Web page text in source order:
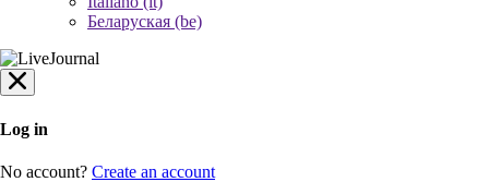
Беларуская (be)
Log in
No account? Create an account